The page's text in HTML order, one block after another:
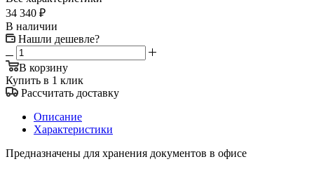
34 340 ₽
В наличии
Нашли дешевле?
В корзину
Купить в 1 клик
Рассчитать доставку
Описание
Характеристики
Предназначены для хранения документов в офисе